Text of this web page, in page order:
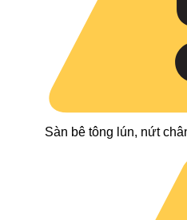
Sàn bê tông lún, nứt